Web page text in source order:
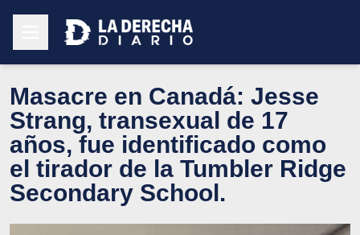
Masacre en Canadá: Jesse
Strang, transexual de 17
años, fue identificado como
el tirador de la Tumbler Ridge
Secondary School.